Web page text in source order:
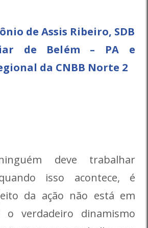
de Assis Ribeiro, SDB
de Belém – PA e
da CNBB Norte 2
deve trabalhar
isso acontece, é
da ação não está em
o verdadeiro dinamismo